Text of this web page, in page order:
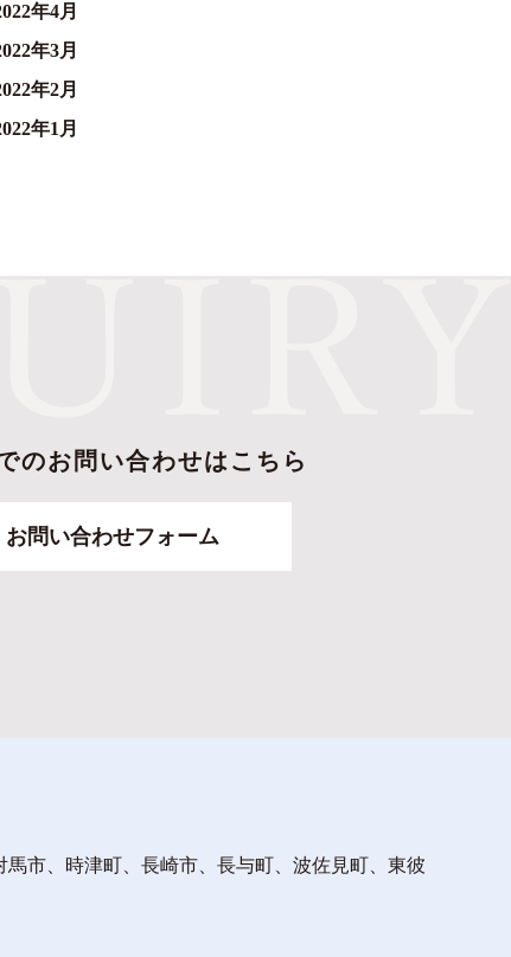
年4月
年3月
年2月
年1月
のお問い合わせはこちら
お問い合わせフォーム
市、時津町、長崎市、長与町、波佐見町、東彼